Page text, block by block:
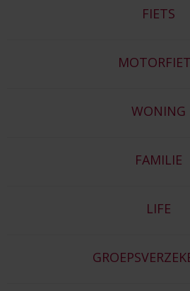
FIETS
WONING
FAMILIE
LIFE